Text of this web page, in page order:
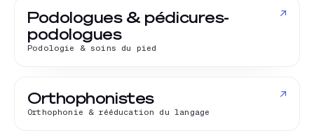
Podologues & pédicures-
podologues
Podologie & soins du pied
↗
Orthophonistes
Orthophonie & rééducation du langage
↗